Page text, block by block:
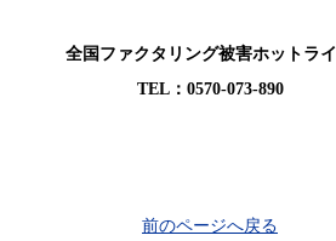
全国ファクタリング被害ホットラ
TEL：0570-073-890
前のページへ戻る